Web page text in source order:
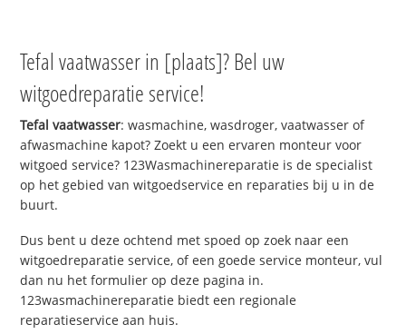
Tefal vaatwasser in [plaats]? Bel uw
witgoedreparatie service!
Tefal vaatwasser: wasmachine, wasdroger, vaatwasser of
afwasmachine kapot? Zoekt u een ervaren monteur voor
witgoed service? 123Wasmachinereparatie is de specialist
op het gebied van witgoedservice en reparaties bij u in de
buurt.
Dus bent u deze ochtend met spoed op zoek naar een
witgoedreparatie service, of een goede service monteur, vul
dan nu het formulier op deze pagina in.
123wasmachinereparatie biedt een regionale
reparatieservice aan huis.